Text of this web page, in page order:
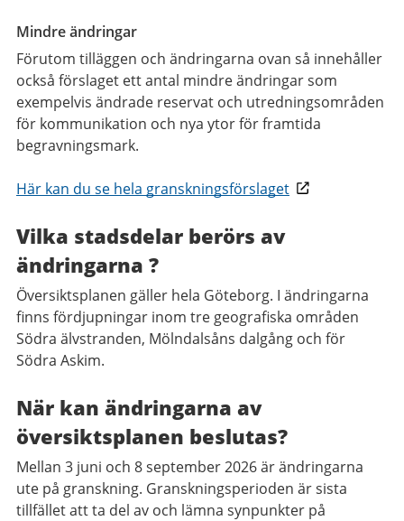
Mindre ändringar
Förutom tilläggen och ändringarna ovan så innehåller
också förslaget ett antal mindre ändringar som
exempelvis ändrade reservat och utredningsområden
för kommunikation och nya ytor för framtida
begravningsmark.
Här kan du se hela granskningsförslaget
Vilka stadsdelar berörs av
ändringarna ?
Översiktsplanen gäller hela Göteborg. I ändringarna
finns fördjupningar inom tre geografiska områden
Södra älvstranden, Mölndalsåns dalgång och för
Södra Askim.
När kan ändringarna av
översiktsplanen beslutas?
Mellan 3 juni och 8 september 2026 är ändringarna
ute på granskning. Granskningsperioden är sista
tillfället att ta del av och lämna synpunkter på